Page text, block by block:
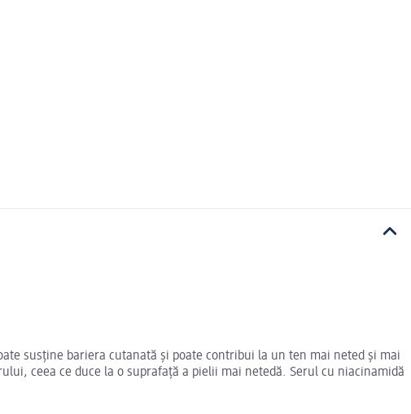
susține bariera cutanată și poate contribui la un ten mai neted și mai
ceea ce duce la o suprafață a pielii mai netedă. Serul cu niacinamidă